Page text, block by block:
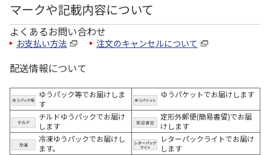
マークや記載内容について
よくあるお問い合わせ
お支払い方法 注文のキャンセルについて
配送情報について
ゆうパック等でお届けしま
す
ゆうパケットでお届けします
チルドゆうパックでお届け
します
定形外郵便(簡易書留)でお届
けします
冷凍ゆうパックでお届けし
ます。
レターパックライトでお届け
します